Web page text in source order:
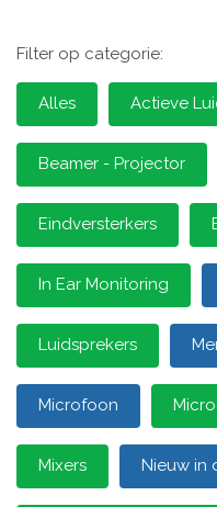
Filter op categorie:
Alles Actieve
Beamer - Projector
Eindversterkers
In Ear Monitoring
Luidsprekers
Microfoon
Mixers Nieuw in